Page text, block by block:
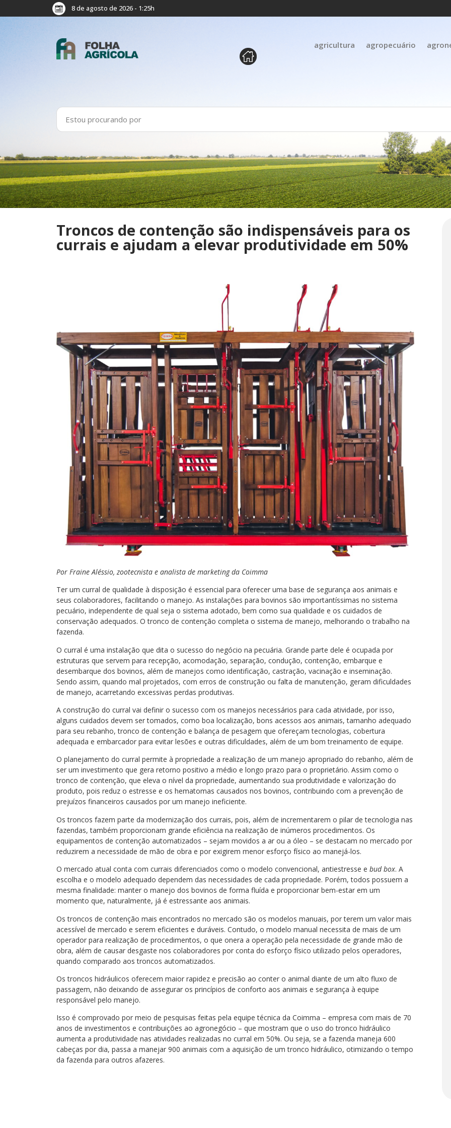
8 de agosto de 2026 - 1:25h
agricultura agropecuário
Troncos de contenção são indispensáveis para os
currais e ajudam a elevar produtividade em 50%
Por Fraine Aléssio, zootecnista e analista de marketing da Coimma
Ter um curral de qualidade à disposição é essencial para oferecer uma base de segurança aos animais e
seus colaboradores, facilitando o manejo. As instalações para bovinos são importantíssimas no sistema
pecuário, independente de qual seja o sistema adotado, bem como sua qualidade e os cuidados de
conservação adequados. O tronco de contenção completa o sistema de manejo, melhorando o trabalho na
fazenda.
O curral é uma instalação que dita o sucesso do negócio na pecuária. Grande parte dele é ocupada por
estruturas que servem para recepção, acomodação, separação, condução, contenção, embarque e
desembarque dos bovinos, além de manejos como identificação, castração, vacinação e inseminação.
Sendo assim, quando mal projetados, com erros de construção ou falta de manutenção, geram dificuldades
de manejo, acarretando excessivas perdas produtivas.
A construção do curral vai definir o sucesso com os manejos necessários para cada atividade, por isso,
alguns cuidados devem ser tomados, como boa localização, bons acessos aos animais, tamanho adequado
para seu rebanho, tronco de contenção e balança de pesagem que ofereçam tecnologias, cobertura
adequada e embarcador para evitar lesões e outras dificuldades, além de um bom treinamento de equipe.
O planejamento do curral permite à propriedade a realização de um manejo apropriado do rebanho, além de
ser um investimento que gera retorno positivo a médio e longo prazo para o proprietário. Assim como o
tronco de contenção, que eleva o nível da propriedade, aumentando sua produtividade e valorização do
produto, pois reduz o estresse e os hematomas causados nos bovinos, contribuindo com a prevenção de
prejuízos financeiros causados por um manejo ineficiente.
Os troncos fazem parte da modernização dos currais, pois, além de incrementarem o pilar de tecnologia nas
fazendas, também proporcionam grande eficiência na realização de inúmeros procedimentos. Os
equipamentos de contenção automatizados – sejam movidos a ar ou a óleo – se destacam no mercado por
reduzirem a necessidade de mão de obra e por exigirem menor esforço físico ao manejá-los.
O mercado atual conta com currais diferenciados como o modelo convencional, antiestresse e bud box. A
escolha e o modelo adequado dependem das necessidades de cada propriedade. Porém, todos possuem a
mesma finalidade: manter o manejo dos bovinos de forma fluída e proporcionar bem-estar em um
momento que, naturalmente, já é estressante aos animais.
Os troncos de contenção mais encontrados no mercado são os modelos manuais, por terem um valor mais
acessível de mercado e serem eficientes e duráveis. Contudo, o modelo manual necessita de mais de um
operador para realização de procedimentos, o que onera a operação pela necessidade de grande mão de
obra, além de causar desgaste nos colaboradores por conta do esforço físico utilizado pelos operadores,
quando comparado aos troncos automatizados.
Os troncos hidráulicos oferecem maior rapidez e precisão ao conter o animal diante de um alto fluxo de
passagem, não deixando de assegurar os princípios de conforto aos animais e segurança à equipe
responsável pelo manejo.
Isso é comprovado por meio de pesquisas feitas pela equipe técnica da Coimma – empresa com mais de 70
anos de investimentos e contribuições ao agronegócio – que mostram que o uso do tronco hidráulico
aumenta a produtividade nas atividades realizadas no curral em 50%. Ou seja, se a fazenda maneja 600
cabeças por dia, passa a manejar 900 animais com a aquisição de um tronco hidráulico, otimizando o tempo
da fazenda para outros afazeres.